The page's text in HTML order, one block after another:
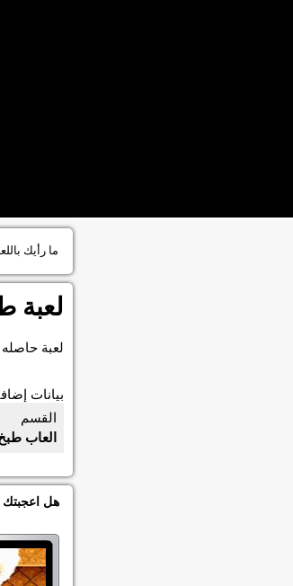
ما رأيك
لعبة
لعبة
بيانات
القسم
العاب
هل اعجبتك